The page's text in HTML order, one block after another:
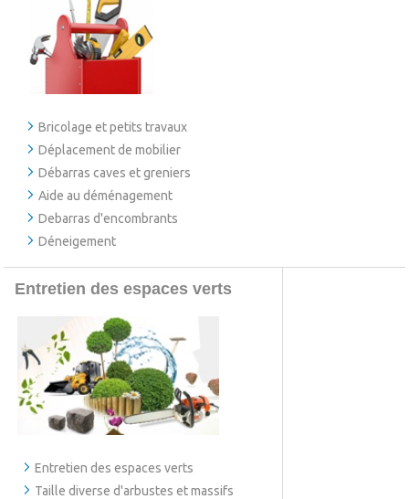
Bricolage et petits travaux
Déplacement de mobilier
Débarras caves et greniers
Aide au déménagement
Debarras d'encombrants
Déneigement
Entretien des espaces verts
Entretien des espaces verts
Taille diverse d'arbustes et massifs